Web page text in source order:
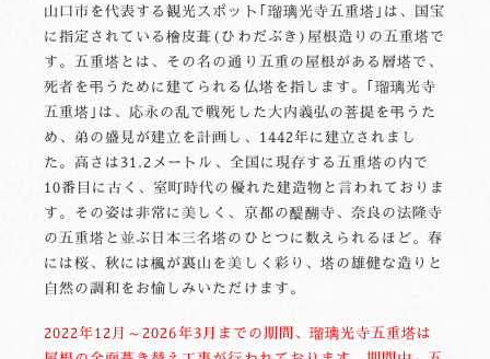
山口市を代表する観光スポット｢瑠璃光寺五重塔｣は、国宝
に指定されている檜皮葺(ひわだぶき)屋根造りの五重塔で
す。五重塔とは、その名の通り五重の屋根がある層塔で、
死者を弔うために建てられる仏塔を指します。｢瑠璃光寺
五重塔｣は、応永の乱で戦死した大内義弘の菩提を弔うた
め、弟の盛見が建立を計画し、1442年に建立されまし
た。高さは31.2メートル、全国に現存する五重塔の内で
10番目に古く、室町時代の優れた建造物と言われておりま
す。その姿は非常に美しく、京都の醍醐寺、奈良の法隆寺
の五重塔と並ぶ日本三名塔のひとつに数えられるほど。春
には桜、秋には楓が裏山を美しく彩り、塔の雄健な造りと
自然の調和をお愉しみいただけます。
2022年12月～2026年3月までの期間、瑠璃光寺五重塔は